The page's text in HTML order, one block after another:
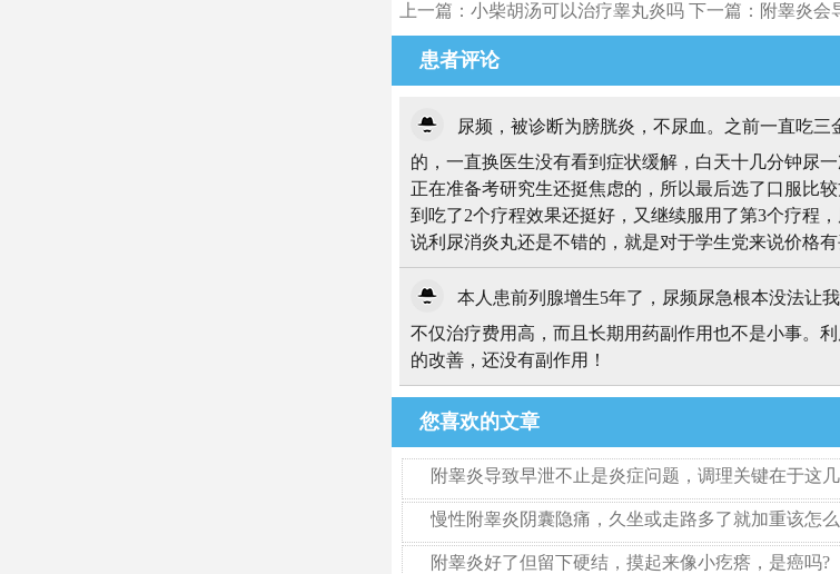
上一篇：小柴胡汤可以治疗睾丸炎吗 下一篇：附睾炎会
患者评论
尿频，被诊断为膀胱炎，不尿血。之前一直吃三
的，一直换医生没有看到症状缓解，白天十几分钟尿
正在准备考研究生还挺焦虑的，所以最后选了口服比
到吃了2个疗程效果还挺好，又继续服用了第3个疗程
说利尿消炎丸还是不错的，就是对于学生党来说价格有
本人患前列腺增生5年了，尿频尿急根本没法让
不仅治疗费用高，而且长期用药副作用也不是小事。
的改善，还没有副作用！
您喜欢的文章
附睾炎导致早泄不止是炎症问题，调理关键在于这
慢性附睾炎阴囊隐痛，久坐或走路多了就加重该怎
附睾炎好了但留下硬结，摸起来像小疙瘩，是癌吗?